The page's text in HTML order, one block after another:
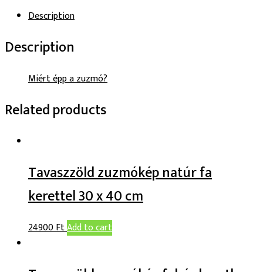
Description
Description
Miért épp a zuzmó?
Related products
Tavaszzöld zuzmókép natúr fa
kerettel 30 x 40 cm
24900FtAdd to cart